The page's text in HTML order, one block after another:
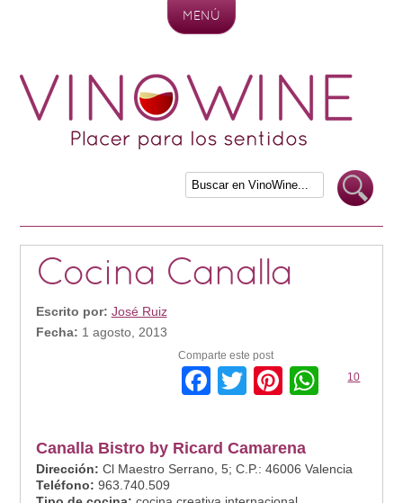
MENÚ
Cocina Canalla
Escrito por: José Ruiz
Fecha: 1 agosto, 2013
Comparte este post
Facebook
TwitterPinterest
10
Canalla Bistro by Ricard Camarena
Dirección: Cl Maestro Serrano, 5; C.P.: 46006 Valencia
Teléfono: 963.740.509